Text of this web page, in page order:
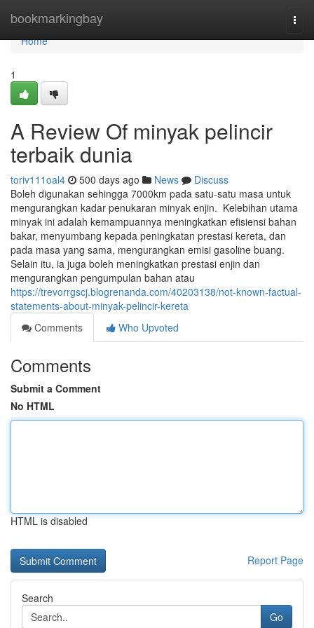
bookmarkingbay
Home
Home
1
A Review Of minyak pelincir
terbaik dunia
toriv111oal4 500 days ago News
Discuss
Boleh digunakan sehingga 7000km pada satu-satu masa untuk
mengurangkan kadar penukaran minyak enjin. Kelebihan utama
minyak ini adalah kemampuannya meningkatkan efisiensi bahan
bakar, menyumbang kepada peningkatan prestasi kereta, dan
pada masa yang sama, mengurangkan emisi gasoline buang.
Selain itu, ia juga boleh meningkatkan prestasi enjin dan
mengurangkan pengumpulan bahan atau
https://trevorrgscj.blogrenanda.com/40203138/not-known-factual-
statements-about-minyak-pelincir-kereta
Comments
Who Upvoted
Comments
Submit a Comment
No HTML
HTML is disabled
Report Page
Search
Go